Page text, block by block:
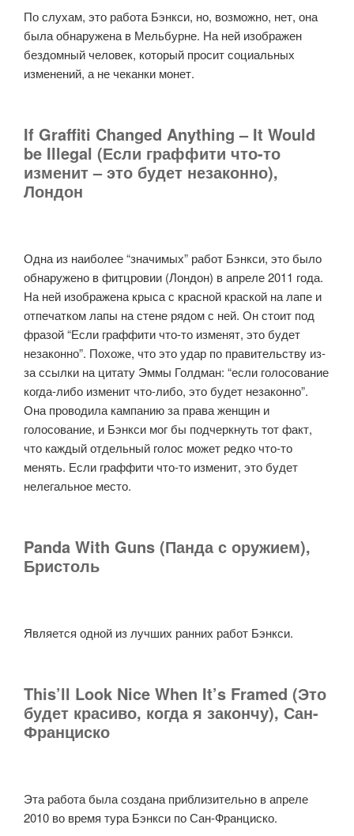
По слухам, это работа Бэнкси, но, возможно, нет, она
была обнаружена в Мельбурне. На ней изображен
бездомный человек, который просит социальных
изменений, а не чеканки монет.
If Graffiti Changed Anything – It Would
be Illegal (Если граффити что-то
изменит – это будет незаконно),
Лондон
Одна из наиболее “значимых” работ Бэнкси, это было
обнаружено в фитцровии (Лондон) в апреле 2011 года.
На ней изображена крыса с красной краской на лапе и
отпечатком лапы на стене рядом с ней. Он стоит под
фразой “Если граффити что-то изменят, это будет
незаконно”. Похоже, что это удар по правительству из-
за ссылки на цитату Эммы Голдман: “если голосование
когда-либо изменит что-либо, это будет незаконно”.
Она проводила кампанию за права женщин и
голосование, и Бэнкси мог бы подчеркнуть тот факт,
что каждый отдельный голос может редко что-то
менять. Если граффити что-то изменит, это будет
нелегальное место.
Panda With Guns (Панда с оружием),
Бристоль
Является одной из лучших ранних работ Бэнкси.
This’ll Look Nice When It’s Framed (Это
будет красиво, когда я закончу), Сан-
Франциско
Эта работа была создана приблизительно в апреле
2010 во время тура Бэнкси по Сан-Франциско.